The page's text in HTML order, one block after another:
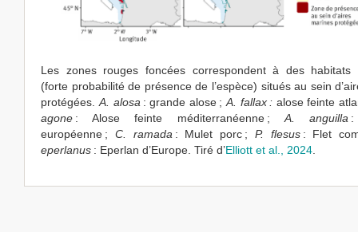
Les zones rouges foncées correspondent à des habitats
(forte probabilité de présence de l’espèce) situés au sein
protégées. A. alosa : grande alose ;A. fallax :alose feinte
agone : Alose feinte méditerranéenne ; A. anguilla :
européenne ; C. ramada : Mulet porc ; P. flesus: Flet
eperlanus : Eperlan d’Europe. Tiré d’Elliott et al., 2024